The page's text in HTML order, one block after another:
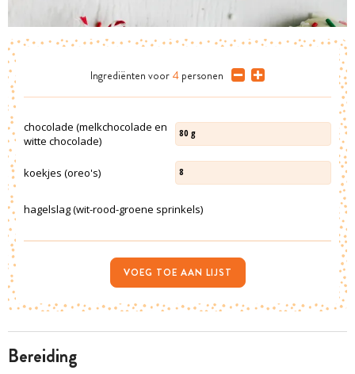
bereiding
Ingrediënten voor 4 personen
chocolade (melkchocolade en
witte chocolade)
80 g
koekjes (oreo's) 8
hagelslag (wit-rood-groene sprinkels)
VOEG TOE AAN LIJST